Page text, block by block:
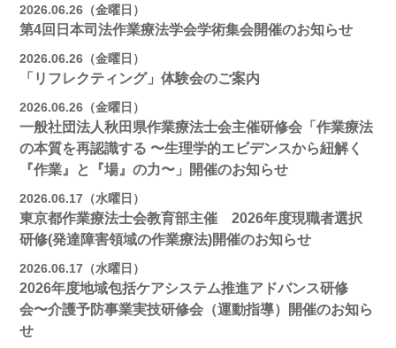
2026.06.26（金曜日）
第4回日本司法作業療法学会学術集会開催のお知らせ
2026.06.26（金曜日）
「リフレクティング」体験会のご案内
2026.06.26（金曜日）
一般社団法人秋田県作業療法士会主催研修会「作業療法
の本質を再認識する 〜生理学的エビデンスから紐解く
『作業』と『場』の力〜」開催のお知らせ
2026.06.17（水曜日）
東京都作業療法士会教育部主催 2026年度現職者選択
研修(発達障害領域の作業療法)開催のお知らせ
2026.06.17（水曜日）
2026年度地域包括ケアシステム推進アドバンス研修
会〜介護予防事業実技研修会（運動指導）開催のお知ら
せ